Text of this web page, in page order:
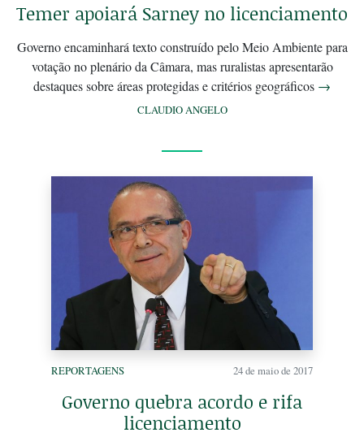
Temer apoiará Sarney no licenciamento
Governo encaminhará texto construído pelo Meio Ambiente para
votação no plenário da Câmara, mas ruralistas apresentarão
destaques sobre áreas protegidas e critérios geográficos →
CLAUDIO ANGELO
REPORTAGENS 24 de maio de 2017
Governo quebra acordo e rifa
licenciamento